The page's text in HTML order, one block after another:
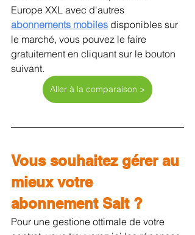
Europe XXL avec d'autres
abonnements mobiles disponibles sur
le marché, vous pouvez le faire
gratuitement en cliquant sur le bouton
suivant.
Aller à la comparaison >
Vous souhaitez gérer au
mieux votre
abonnement Salt ?
Pour une gestione ottimale de votre